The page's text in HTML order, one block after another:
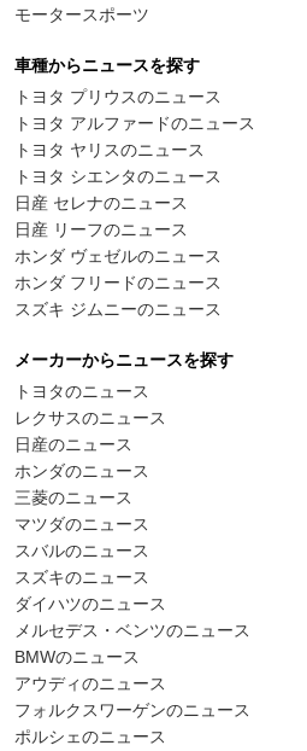
モータースポーツ
車種からニュースを探す
トヨタ プリウスのニュース
トヨタ アルファードのニュース
トヨタ ヤリスのニュース
トヨタ シエンタのニュース
日産 セレナのニュース
日産 リーフのニュース
ホンダ ヴェゼルのニュース
ホンダ フリードのニュース
スズキ ジムニーのニュース
メーカーからニュースを探す
トヨタのニュース
レクサスのニュース
日産のニュース
ホンダのニュース
三菱のニュース
マツダのニュース
スバルのニュース
スズキのニュース
ダイハツのニュース
メルセデス・ベンツのニュース
BMWのニュース
アウディのニュース
フォルクスワーゲンのニュース
ポルシェのニュース